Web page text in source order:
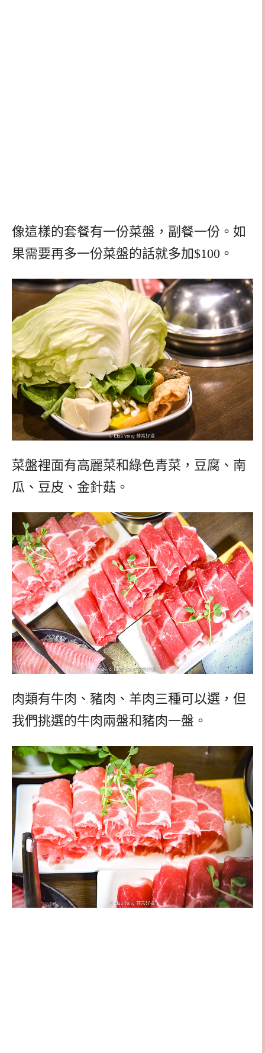
像這樣的套餐有一份菜盤，副餐一份。如
果需要再多一份菜盤的話就多加$100。
菜盤裡面有高麗菜和綠色青菜，豆腐、南
瓜、豆皮、金針菇。
肉類有牛肉、豬肉、羊肉三種可以選，但
我們挑選的牛肉兩盤和豬肉一盤。